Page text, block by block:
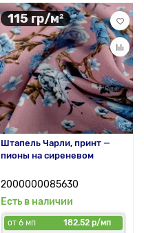
115 гр/м²
Штапель Чарли, принт —
пионы на сиреневом
2000000085630
Есть в наличии
от 6 мп
182.52 р/мп